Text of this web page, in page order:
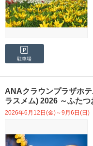
駐車場
ANAクラウンプラザホ
ラスメム) 2026 ～ふた
2026年6月12日(金)～9月6日(日)